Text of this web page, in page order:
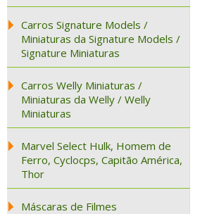
Carros Signature Models /
Miniaturas da Signature Models /
Signature Miniaturas
Carros Welly Miniaturas /
Miniaturas da Welly / Welly
Miniaturas
Marvel Select Hulk, Homem de
Ferro, Cyclocps, Capitão América,
Thor
Máscaras de Filmes